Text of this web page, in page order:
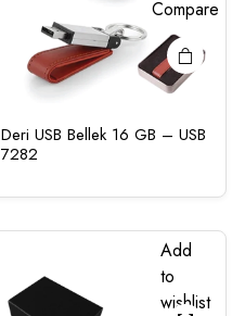
Compare
Deri USB Bellek 16 GB – USB
7282
Add
to
wishlist